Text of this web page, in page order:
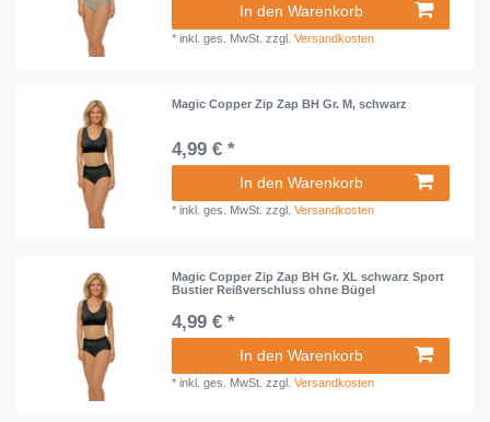
In den Warenkorb
*inkl. ges. MwSt. zzgl.Versandkosten
Magic Copper Zip Zap BH Gr. M, schwarz
4,99 € *
In den Warenkorb
*inkl. ges. MwSt. zzgl.Versandkosten
Magic Copper Zip Zap BH Gr. XL schwarz Sport
Bustier Reißverschluss ohne Bügel
4,99 € *
In den Warenkorb
*inkl. ges. MwSt. zzgl.Versandkosten